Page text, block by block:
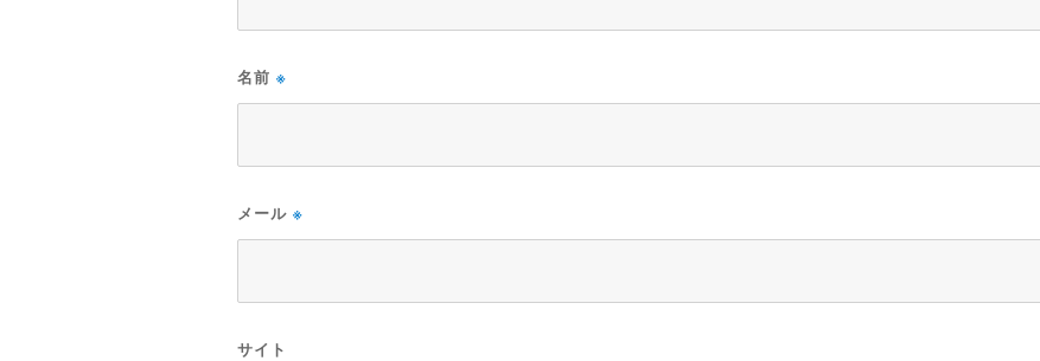
名前 ※
メール ※
サイト